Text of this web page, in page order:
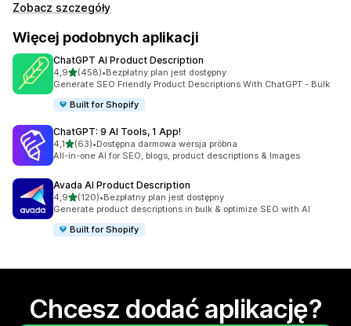
Zobacz szczegóły
Więcej podobnych aplikacji
ChatGPT AI Product Description
4,9na 5 gwiazdek
(458)
Łączna liczba recenzji: 458
•Bezpłatny plan jest dostępny
Generate SEO Friendly Product Descriptions With ChatGPT - Bulk
Built for Shopify
ChatGPT: 9 AI Tools, 1 App!
4,1na 5 gwiazdek
(63)
Łączna liczba recenzji: 63
•Dostępna darmowa wersja próbna
All-in-one AI for SEO, blogs, product descriptions & Images
Avada AI Product Description
4,9na 5 gwiazdek
(120)
Łączna liczba recenzji: 120
•Bezpłatny plan jest dostępny
Generate product descriptions in bulk & optimize SEO with AI
Built for Shopify
Chcesz dodać aplikację?